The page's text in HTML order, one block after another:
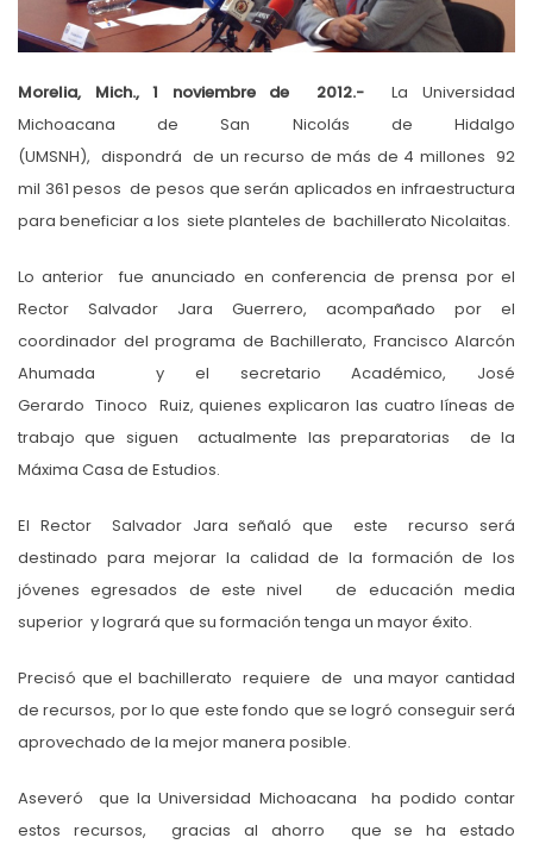
Morelia, Mich., 1 noviembre de 2012.-
La Universidad
Michoacana de San Nicolás de Hidalgo
(UMSNH), dispondrá de un recurso de más de 4 millones 92
mil 361 pesos de pesos que serán aplicados en infraestructura
para beneficiar a los siete planteles de bachillerato Nicolaitas.
Lo anterior fue anunciado en conferencia de prensa por el
Rector Salvador Jara Guerrero, acompañado por el
coordinador del programa de Bachillerato, Francisco Alarcón
Ahumada y el secretario Académico, José
Gerardo Tinoco Ruiz, quienes explicaron las cuatro líneas de
trabajo que siguen actualmente las preparatorias de la
Máxima Casa de Estudios.
El Rector Salvador Jara señaló que este recurso será
destinado para mejorar la calidad de la formación de los
jóvenes egresados de este nivel de educación media
superior y logrará que su formación tenga un mayor éxito.
Precisó que el bachillerato requiere de una mayor cantidad
de recursos, por lo que este fondo que se logró conseguir será
aprovechado de la mejor manera posible.
Aseveró que la Universidad Michoacana ha podido contar
estos recursos, gracias al ahorro que se ha estado